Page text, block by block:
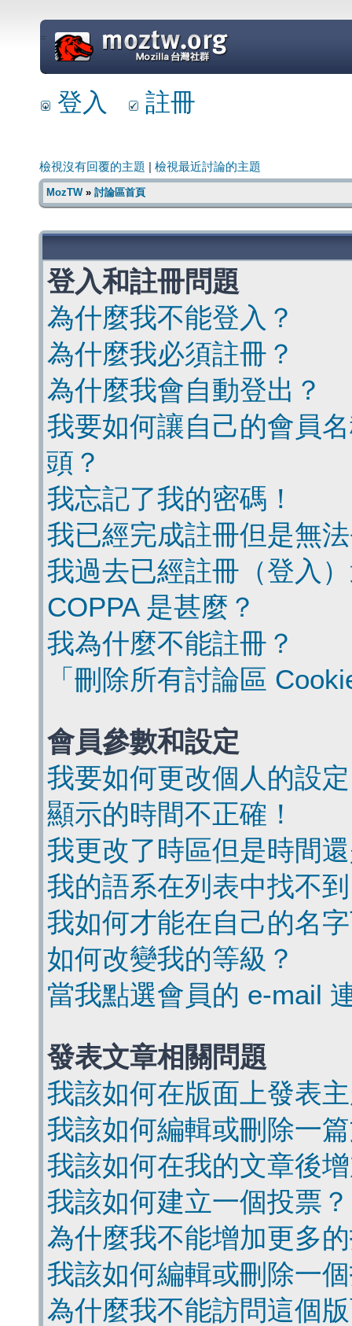
=
登入 註冊
檢視沒有回覆的主題 檢視最近討論的主題
MozTW» 討論區首頁
登入和註冊問題
為什麼我不能登入？
為什麼我必須註冊？
為什麼我會自動登出？
我要如何讓自己的會員
頭？
我忘記了我的密碼！
我已經完成註冊但是無
我過去已經註冊（登入
COPPA 是甚麼？
我為什麼不能註冊？
「刪除所有討論區
會員參數和設定
我要如何更改個人的設
顯示的時間不正確！
我更改了時區但是時間
我的語系在列表中找不
我如何才能在自己的名
如何改變我的等級？
當我點選會員的 e-mail
發表文章相關問題
我該如何在版面上發表
我該如何編輯或刪除一
我該如何在我的文章後
我該如何建立一個投票？
為什麼我不能增加更多
我該如何編輯或刪除一
為什麼我不能訪問這個